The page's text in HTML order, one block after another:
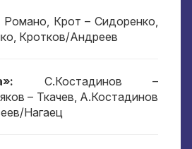
Романо, Крот – Сидоренко,
Кротков/Андреев
С.Костадинов –
– Ткачев, А.Костадинов
Нагаец